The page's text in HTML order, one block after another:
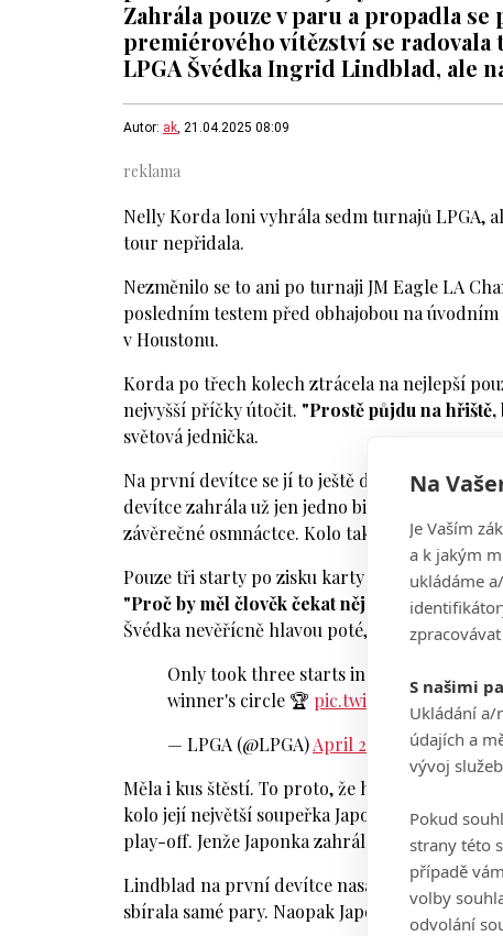
Na
Je Vaším
a k jakým
ukládáme
S našimi
Ukládání a/
údajích a
vývoj služeb
Pokud
strany této
případě
volby
odvolání
Zahrála pouze v paru a propadla
premiérového vítězství se
LPGA Švédka Ingrid Lindblad, ale
Autor: ak, 21.04.2025 08:09
Nelly Korda loni vyhrála sedm turnajů LPGA,
tour nepřidala.
Nezměnilo se to ani po turnaji JM Eagle LA
posledním testem před obhajobou na
v Houstonu.
Korda po třech kolech ztrácela na nejlepší
nejvyšší příčky útočit. "Prostě půjdu na
světová jednička.
Na první devítce se jí to ještě dařilo. Zahrála
devítce zahrála už jen jedno birdie, ale
závěrečné osmnáctce. Kolo tak dohrála pouze
Pouze tři starty po zisku karty na LPGA
"Proč by měl člověk čekat nějak dlouho?
Švédka nevěřícně hlavou poté, co získala
Only took three starts in her rookie
winner's circle 🏆 pic.twitter.com/
— LPGA (@LPGA)April 21, 2025
Měla i kus štěstí. To proto, že hrála v
kolo její největší soupeřka Japonka Akie Iwai.
play-off. Jenže Japonka zahrála na závěrečné
Lindblad na první devítce nasázela pět birdie,
sbírala samé pary. Naopak Japonka se na